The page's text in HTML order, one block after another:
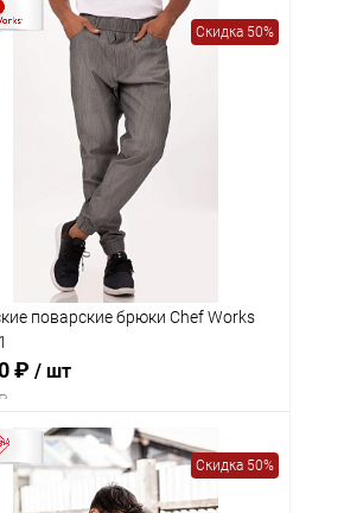
Одеть ресторан
Скидка 50%
поварские брюки Chef Works
₽ / шт
Скидка 50%